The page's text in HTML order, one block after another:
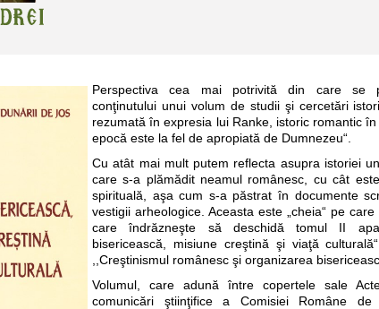
Perspectiva cea mai potrivită din care se
conţinutului unui volum de studii şi cercetări
rezumată în expresia lui Ranke, istoric romantic
epocă este la fel de apropiată de Dumnezeu“.
Cu atât mai mult putem reflecta asupra istoriei
care s-a plămădit neamul românesc, cu cât
spirituală, aşa cum s-a păstrat în documente
vestigii arheologice. Aceasta este „cheia“ pe
care îndrăzneşte să deschidă tomul II
bisericească, misiune creştină şi viaţă
,,Creştinismul românesc şi organizarea
Volumul, care adună între copertele sale
comunicări ştiinţifice a Comisiei Române